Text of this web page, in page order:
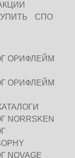
СПО
ОРИФЛЕЙМ
ОРИФЛЕЙМ
NORRSKEN
NOVAGE